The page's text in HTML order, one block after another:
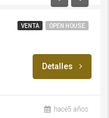
VENTA OPEN HOUSE
Detalles
hace5 años